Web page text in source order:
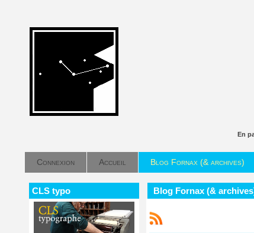
En
Connexion Accueil Blog Fornax (& archives)
CLS typo Blog Fornax (&